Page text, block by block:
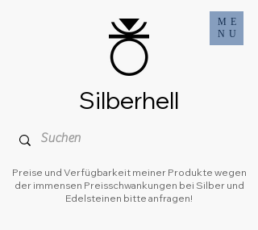
ME
NU
Preise und Verfügbarkeit meiner Produkte wegen
der immensen Preisschwankungen bei Silber und
Edelsteinen bitte anfragen!
Silberhell